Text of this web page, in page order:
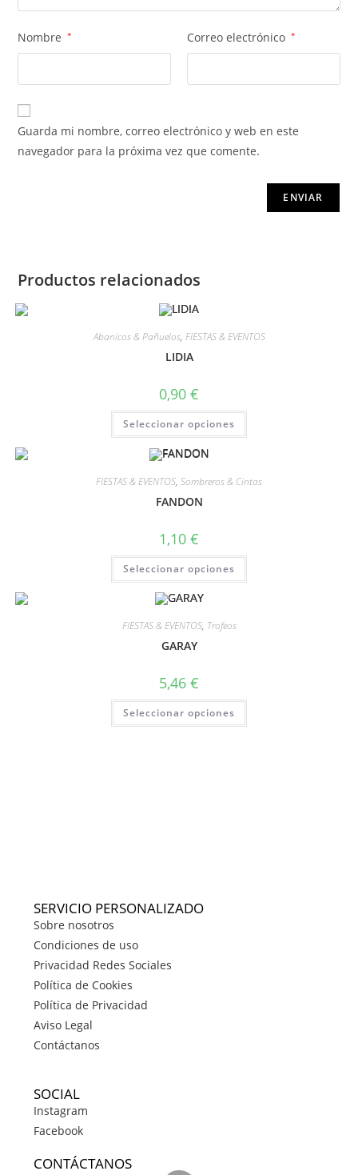
Nombre * Correo electrónico *
Guarda mi nombre, correo electrónico y web en este
navegador para la próxima vez que comente.
Productos relacionados
Abanicos & Pañuelos, FIESTAS & EVENTOS
LIDIA
0,90 €
Seleccionar opciones
FIESTAS & EVENTOS, Sombreros & Cintas
FANDON
1,10 €
Seleccionar opciones
FIESTAS & EVENTOS, Trofeos
GARAY
5,46 €
Seleccionar opciones
SERVICIO PERSONALIZADO
Sobre nosotros
Condiciones de uso
Privacidad Redes Sociales
Política de Cookies
Política de Privacidad
Aviso Legal
Contáctanos
SOCIAL
Instagram
Facebook
CONTÁCTANOS